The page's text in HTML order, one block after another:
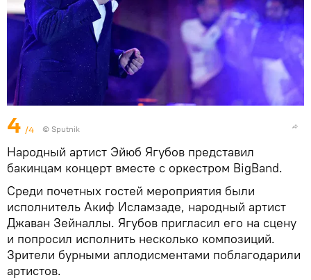
4 /4 © Sputnik
Народный артист Эйюб Ягубов представил
бакинцам концерт вместе с оркестром BigBand.
Среди почетных гостей мероприятия были
исполнитель Акиф Исламзаде, народный артист
Джаван Зейналлы. Ягубов пригласил его на сцену
и попросил исполнить несколько композиций.
Зрители бурными аплодисментами поблагодарили
артистов.